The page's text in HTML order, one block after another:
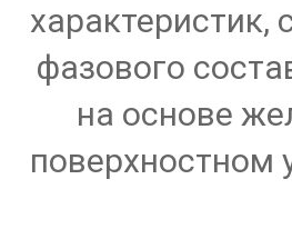
характеристик,
фазового
на основе
поверхностном